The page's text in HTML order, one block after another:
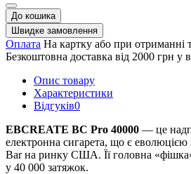
До кошика
Швидке замовлення
Оплата На картку або при отриманні
Безкоштовна доставка від 2000 грн у
Опис товару
Характеристики
Відгуків0
EBCREATE BC Pro 40000 — це
електронна сигарета, що є
Bar на ринку США. Її головна
у 40 000 затяжок.